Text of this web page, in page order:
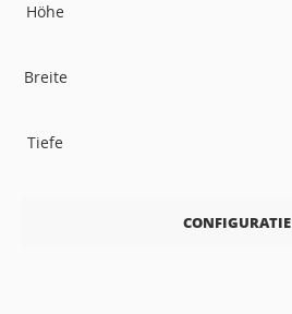
Höhe
Breite
Tiefe
CONFIGURATIE